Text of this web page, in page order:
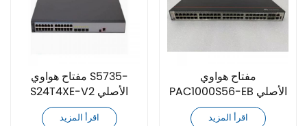
مفتاح هواوي S5735-
S24T4XE-V2 الأصلي
الجديد تمامًا
اقرأ المزيد
مفتاح هواوي
PAC1000S56-EB الأصلي
الجديد تمامًا
اقرأ المزيد